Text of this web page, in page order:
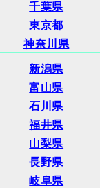
千葉県
東京都
神奈川県
新潟県
富山県
石川県
福井県
山梨県
長野県
岐阜県